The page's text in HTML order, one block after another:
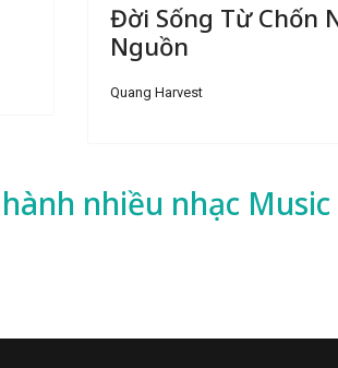
Đời Sống Từ Chốn
Nguồn
Quang Harvest
nhiều nhạc